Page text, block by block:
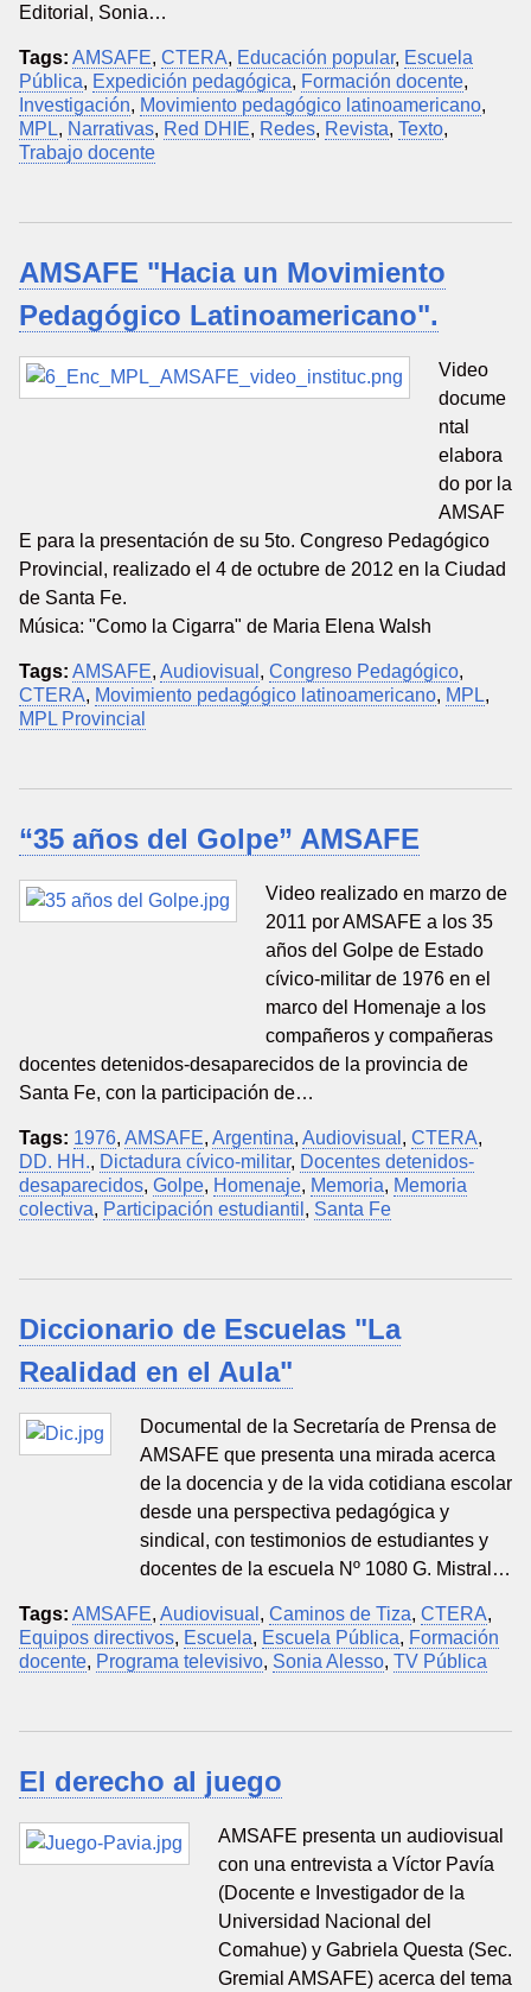
Editorial, Sonia…
Tags: AMSAFE, CTERA, Educación popular, Escuela
Pública, Expedición pedagógica, Formación docente,
Investigación, Movimiento pedagógico latinoamericano,
MPL, Narrativas, Red DHIE, Redes, Revista, Texto,
Trabajo docente
AMSAFE "Hacia un Movimiento
Pedagógico Latinoamericano".
Video
docume
ntal
elabora
do por la
AMSAF
E para la presentación de su 5to. Congreso Pedagógico
Provincial, realizado el 4 de octubre de 2012 en la Ciudad
de Santa Fe.
Música: "Como la Cigarra" de Maria Elena Walsh
Tags: AMSAFE, Audiovisual , Congreso Pedagógico,
CTERA, Movimiento pedagógico latinoamericano, MPL,
MPL Provincial
“35 años del Golpe” AMSAFE
Video realizado en marzo de
2011 por AMSAFE a los 35
años del Golpe de Estado
cívico-militar de 1976 en el
marco del Homenaje a los
compañeros y compañeras
docentes detenidos-desaparecidos de la provincia de
Santa Fe, con la participación de…
Tags: 1976, AMSAFE, Argentina, Audiovisual , CTERA,
DD. HH., Dictadura cívico-militar, Docentes detenidos-
desaparecidos, Golpe, Homenaje, Memoria, Memoria
colectiva, Participación estudiantil , Santa Fe
Diccionario de Escuelas "La
Realidad en el Aula"
Documental de la Secretaría de Prensa de
AMSAFE que presenta una mirada acerca
de la docencia y de la vida cotidiana escolar
desde una perspectiva pedagógica y
sindical, con testimonios de estudiantes y
docentes de la escuela Nº 1080 G. Mistral…
Tags: AMSAFE, Audiovisual , Caminos de Tiza, CTERA,
Equipos directivos, Escuela, Escuela Pública, Formación
docente, Programa televisivo, Sonia Alesso, TV Pública
El derecho al juego
AMSAFE presenta un audiovisual
con una entrevista a Víctor Pavía
(Docente e Investigador de la
Universidad Nacional del
Comahue) y Gabriela Questa (Sec.
Gremial AMSAFE) acerca del tema